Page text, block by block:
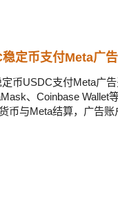
定币支付Meta广
币USDC支付Meta广
、Coinbase Wallet
币与Meta结算，广告